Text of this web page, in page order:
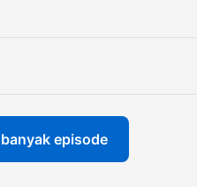
episode